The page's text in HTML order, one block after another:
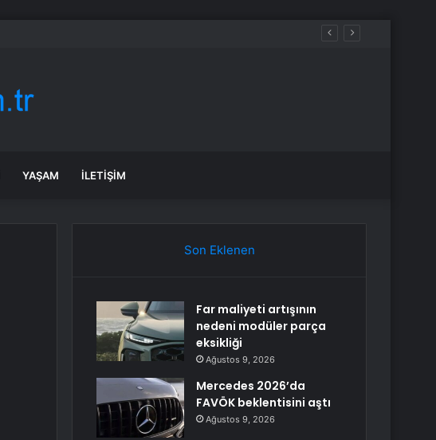
YAŞAM İLETIŞIM
Son Eklenen
Far maliyeti artışının
nedeni modüler parça
eksikliği
Ağustos 9, 2026
Mercedes 2026’da
FAVÖK beklentisini aştı
Ağustos 9, 2026